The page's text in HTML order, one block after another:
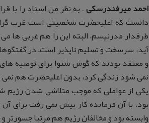
احمد میرفندرسکی– به نظر من اسناد را
دانست که اعلیحضرت شخصیتی است غرب
طرفدار مدرنیسم. البته این را هم غربی ها
آید، سرسخت و تسلیم ناپذیر است. در
و معتقد بودند که گوش شنوا برای توصیه
نمی شود زندگی کرد، بدون اعلیحضرت هم نمی
یکی از عواملی که موجب متلاشی شدن رژیم
بود. با آن فرمانده کار پیش نمی رفت برای
وابسته بود و مخالفان رژیم هم مرتبا